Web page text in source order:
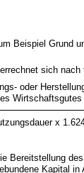
Beispiel Grund
sich nach
oder
Wirtschaftsgutes
x
Bereitstellung
Kapital